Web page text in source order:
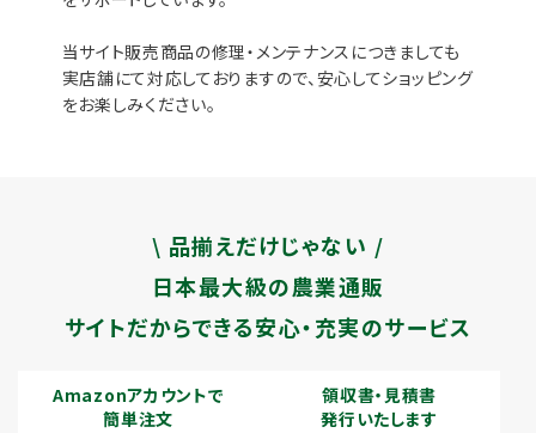
当サイト販売商品の修理・メンテナンスにつきましても
実店舗にて対応しておりますので、安心してショッピング
をお楽しみください。
\ 品揃えだけじゃない /
日本最大級の農業通販
サイトだからできる安心・充実のサービス
Amazonアカウントで
簡単注文
領収書・見積書
発行いたします